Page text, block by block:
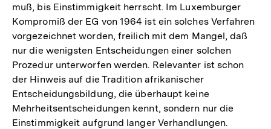
muß, bis Einstimmigkeit herrscht. Im Luxemburger
Kompromiß der EG von 1964 ist ein solches Verfahren
vorgezeichnet worden, freilich mit dem Mangel, daß
nur die wenigsten Entscheidungen einer solchen
Prozedur unterworfen werden. Relevanter ist schon
der Hinweis auf die Tradition afrikanischer
Entscheidungsbildung, die überhaupt keine
Mehrheitsentscheidungen kennt, sondern nur die
Einstimmigkeit aufgrund langer Verhandlungen.